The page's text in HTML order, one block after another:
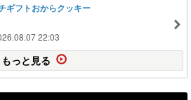
ギフトおからクッキー
22:03
もっと見る